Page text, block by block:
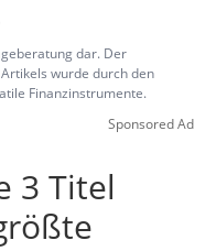
dar. Der
wurde durch den
Finanzinstrumente.
Sponsored Ad
3 Titel